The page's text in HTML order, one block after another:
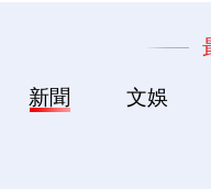
新聞 文娛